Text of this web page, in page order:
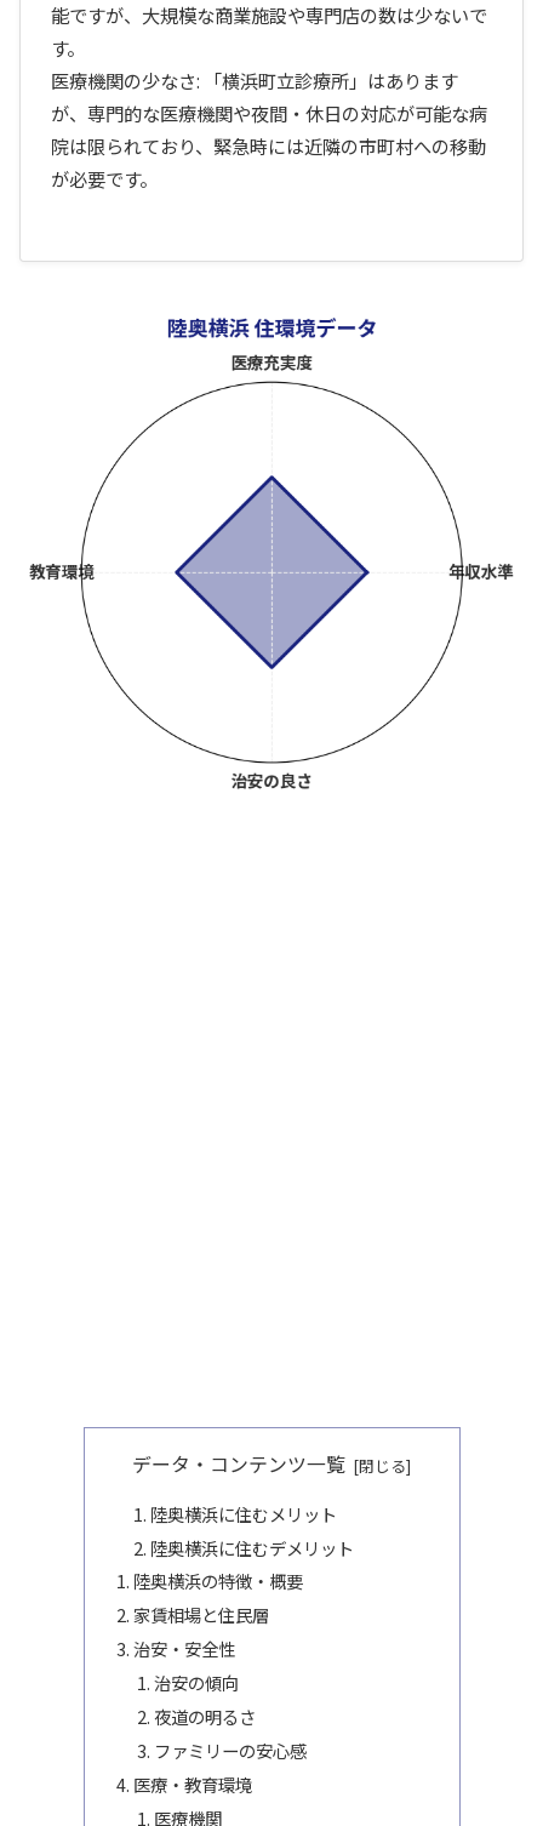
能ですが、大規模な商業施設や専門店の数は少ないで
す。
医療機関の少なさ: 「横浜町立診療所」はあります
が、専門的な医療機関や夜間・休日の対応が可能な病
院は限られており、緊急時には近隣の市町村への移動
が必要です。
データ・コンテンツ一覧
陸奥横浜に住むメリット
陸奥横浜に住むデメリット
陸奥横浜の特徴・概要
家賃相場と住民層
治安・安全性
治安の傾向
夜道の明るさ
ファミリーの安心感
医療・教育環境
医療機関